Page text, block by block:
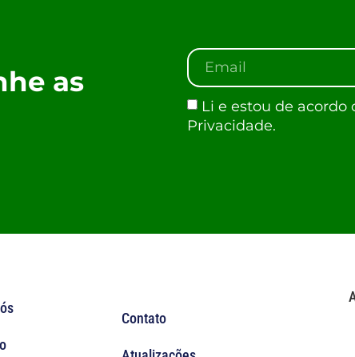
as
Li e estou de acordo
Privacidade.
Contato